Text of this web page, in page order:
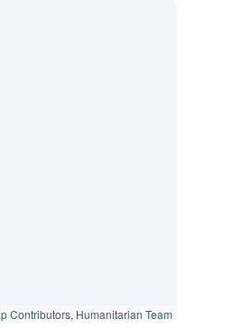
Contributors, Humanitarian Team